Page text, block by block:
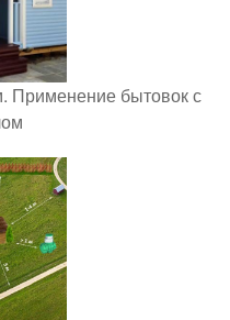
Применение бытовок с